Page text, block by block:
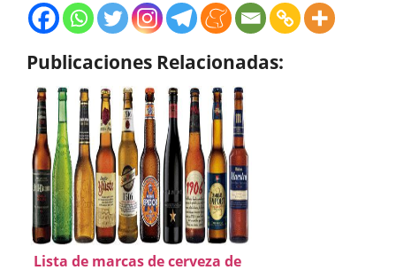
Publicaciones Relacionadas:
Lista de marcas de cerveza de